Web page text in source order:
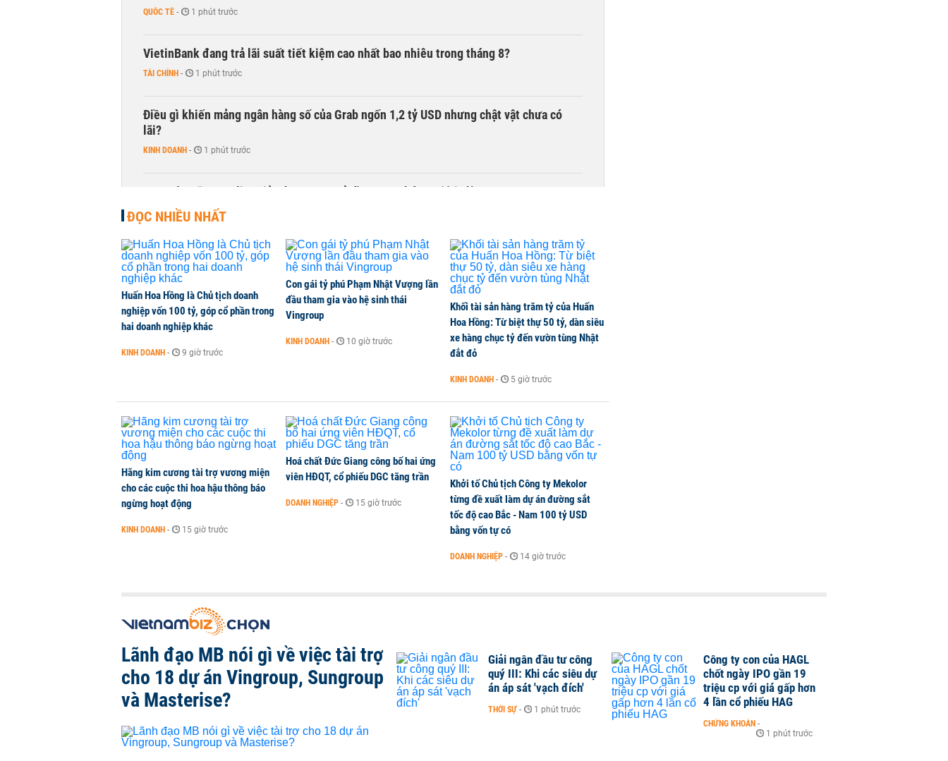
QUỐC TẾ - 1 phút trước
VietinBank đang trả lãi suất tiết kiệm cao nhất bao nhiêu trong tháng 8?
TÀI CHÍNH - 1 phút trước
Điều gì khiến mảng ngân hàng số của Grab ngốn 1,2 tỷ USD nhưng chật vật chưa có
lãi?
KINH DOANH - 1 phút trước
Quy mô quỹ PYN Elite giảm hơn 2.100 tỷ đồng sau tháng 7 ‘tồi tệ’
CHỨNG KHOÁN - 1 phút trước
ĐỌC NHIỀU NHẤT
Huấn Hoa Hồng là Chủ tịch doanh
nghiệp vốn 100 tỷ, góp cổ phần trong
hai doanh nghiệp khác
KINH DOANH - 9 giờ trước
Con gái tỷ phú Phạm Nhật Vượng lần
đầu tham gia vào hệ sinh thái
Vingroup
KINH DOANH - 10 giờ trước
Khối tài sản hàng trăm tỷ của Huấn
Hoa Hồng: Từ biệt thự 50 tỷ, dàn siêu
xe hàng chục tỷ đến vườn tùng Nhật
đắt đỏ
KINH DOANH - 5 giờ trước
Hãng kim cương tài trợ vương miện
cho các cuộc thi hoa hậu thông báo
ngừng hoạt động
KINH DOANH - 15 giờ trước
Hoá chất Đức Giang công bố hai ứng
viên HĐQT, cổ phiếu DGC tăng trần
DOANH NGHIỆP - 15 giờ trước
Khởi tố Chủ tịch Công ty Mekolor
từng đề xuất làm dự án đường sắt
tốc độ cao Bắc - Nam 100 tỷ USD
bằng vốn tự có
DOANH NGHIỆP - 14 giờ trước
Lãnh đạo MB nói gì về việc tài trợ
cho 18 dự án Vingroup, Sungroup
và Masterise?
Giải ngân đầu tư công
quý III: Khi các siêu dự
án áp sát 'vạch đích'
THỜI SỰ - 1 phút trước
Công ty con của HAGL
chốt ngày IPO gần 19
triệu cp với giá gấp hơn
4 lần cổ phiếu HAG
CHỨNG KHOÁN -
1 phút trước